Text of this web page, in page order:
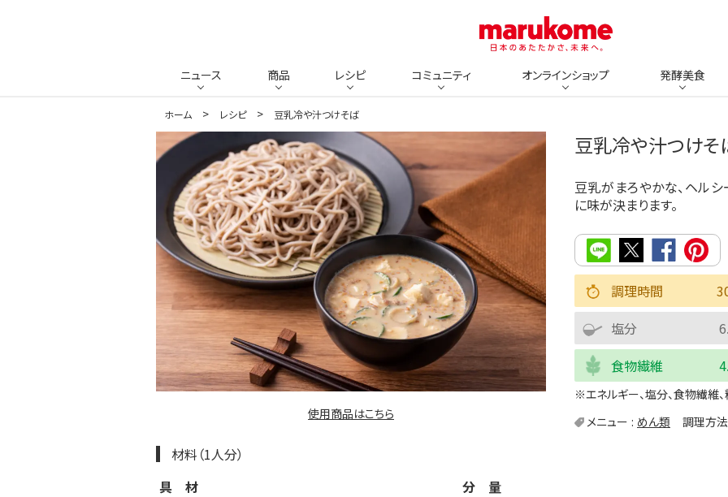
ニュース 商品 レシピ コミュニティ オンラインショップ 発酵美食
ホーム レシピ 豆乳冷や汁つけそば
使用商品はこちら
豆乳冷や汁つけそ
豆乳がまろやかな、ヘル
に味が決まります。
調理時間
塩分
食物繊維
※エネルギー、塩分、食物繊維
メニュー
めん類 調理方法
材料（1人分）
具材
分量